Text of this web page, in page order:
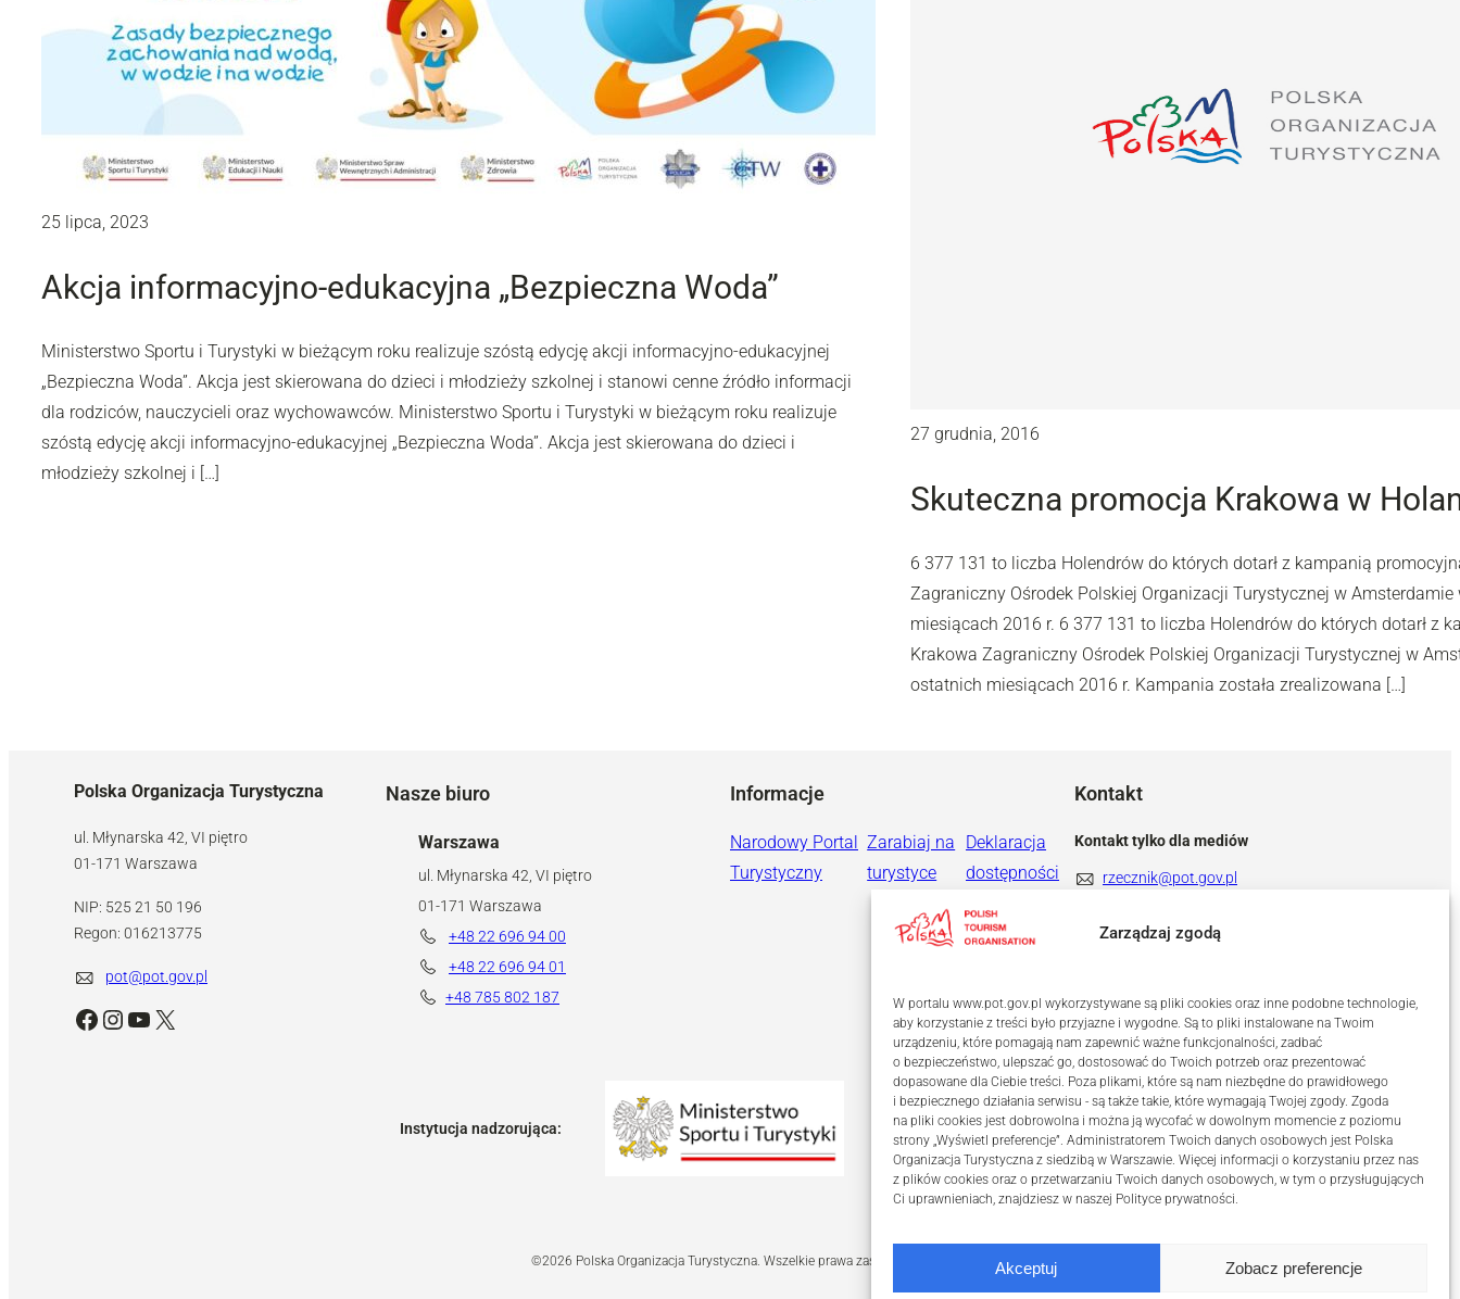
Zarządzaj zgodą
W portalu www.pot.gov.pl wykorzystywane są pliki cookies oraz inne podobne technologie,
aby korzystanie z treści było przyjazne i wygodne. Są to pliki instalowane na Twoim
urządzeniu, które pomagają nam zapewnić ważne funkcjonalności, zadbać
o bezpieczeństwo, ulepszać go, dostosować do Twoich potrzeb oraz prezentować
dopasowane dla Ciebie treści. Poza plikami, które są nam niezbędne do prawidłowego
i bezpiecznego działania serwisu - są także takie, które wymagają Twojej zgody. Zgoda
na pliki cookies jest dobrowolna i można ją wycofać w dowolnym momencie z poziomu
strony „Wyświetl preferencje”. Administratorem Twoich danych osobowych jest Polska
Organizacja Turystyczna z siedzibą w Warszawie. Więcej informacji o korzystaniu przez nas
z plików cookies oraz o przetwarzaniu Twoich danych osobowych, w tym o przysługujących
Ci uprawnieniach, znajdziesz w naszej Polityce prywatności.
Akceptuj Zobacz preferencje
25 lipca, 2023
Akcja informacyjno-edukacyjna „Bezpieczna Woda”
Ministerstwo Sportu i Turystyki w bieżącym roku realizuje szóstą edycję akcji informacyjno-edukacyjnej
„Bezpieczna Woda”. Akcja jest skierowana do dzieci i młodzieży szkolnej i stanowi cenne źródło informacji
dla rodziców, nauczycieli oraz wychowawców. Ministerstwo Sportu i Turystyki w bieżącym roku realizuje
szóstą edycję akcji informacyjno-edukacyjnej „Bezpieczna Woda”. Akcja jest skierowana do dzieci i
młodzieży szkolnej i […]
27 grudnia, 2016
Skuteczna promocja Krakowa w
6 377 131 to liczba Holendrów do których dotarł z kampanią
Zagraniczny Ośrodek Polskiej Organizacji Turystycznej w
miesiącach 2016 r. 6 377 131 to liczba Holendrów do których dotarł z
Krakowa Zagraniczny Ośrodek Polskiej Organizacji Turystycznej w
ostatnich miesiącach 2016 r. Kampania została zrealizowana […]
Polska Organizacja Turystyczna
ul. Młynarska 42, VI piętro
01-171 Warszawa
NIP: 525 21 50 196
Regon: 016213775
pot@pot.gov.pl
Facebook Instagram YouTube X
Nasze biuro
Warszawa
ul. Młynarska 42, VI piętro
01-171 Warszawa
+48 22 696 94 00
+48 22 696 94 01
+48 785 802 187
Informacje
Narodowy Portal
Turystyczny
Zarabiaj na
turystyce
Deklaracja
dostępności
Kontakt
Kontakt tylko dla mediów
rzecznik@pot.gov.pl
Instytucja nadzorująca:
©2026 Polska Organizacja Turystyczna. Wszelkie prawa zastrzeżone.